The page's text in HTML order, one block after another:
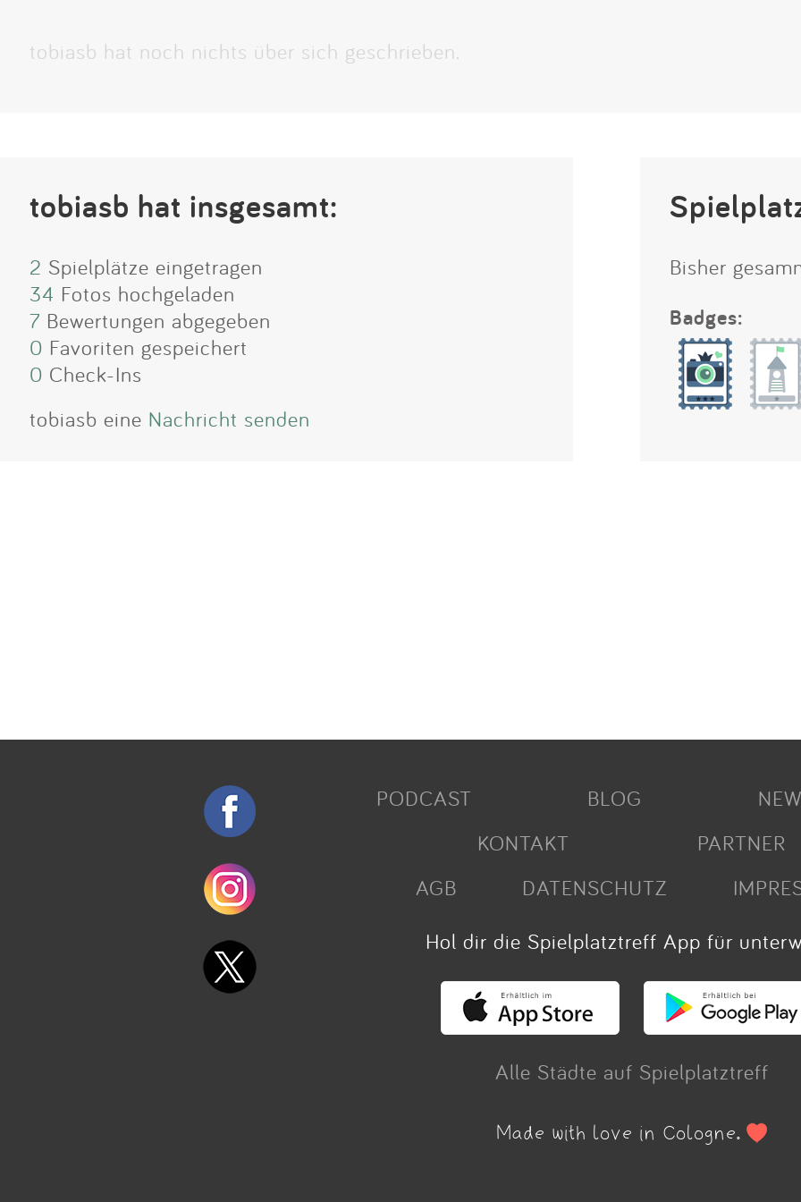
tobiasb hat noch nichts über sich geschrieben.
tobiasb hat insgesamt:
2 Spielplätze eingetragen
34 Fotos hochgeladen
7 Bewertungen abgegeben
0 Favoriten gespeichert
0 Check-Ins
tobiasb eine Nachricht senden
Bisher
Badges:
PODCAST BLOG
KONTAKT
PARTNER
AGB
DATENSCHUTZ
Hol dir die Spielplatztreff App für
Alle Städte auf Spielplatztreff
Made with love in Cologne.